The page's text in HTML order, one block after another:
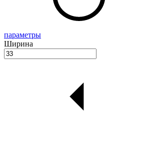
параметры
Ширина